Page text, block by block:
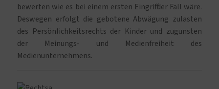
bewerten wie es bei einem ersten Eingriff der Fall wäre.
Deswegen erfolgt die gebotene Abwägung zulasten
des Persönlichkeitsrechts der Kinder und zugunsten
der Meinungs- und Medienfreiheit des
Medienunternehmens.